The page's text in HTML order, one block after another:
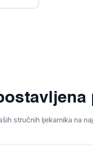
stručnih ljekarnika na